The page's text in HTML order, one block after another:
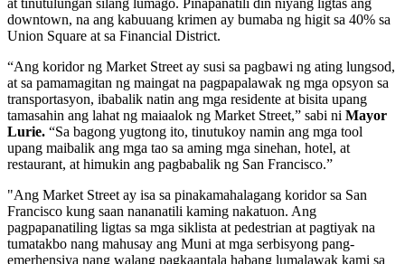
downtown, na ang kabuuang krimen ay bumaba ng higit sa 40% sa
Union Square at sa Financial District.
“Ang koridor ng Market Street ay susi sa pagbawi ng ating lungsod,
at sa pamamagitan ng maingat na pagpapalawak ng mga opsyon sa
transportasyon, ibabalik natin ang mga residente at bisita upang
tamasahin ang lahat ng maiaalok ng Market Street,” sabi ni Mayor
Lurie. “Sa bagong yugtong ito, tinutukoy namin ang mga tool
upang maibalik ang mga tao sa aming mga sinehan, hotel, at
restaurant, at himukin ang pagbabalik ng San Francisco.”
"Ang Market Street ay isa sa pinakamahalagang koridor sa San
Francisco kung saan nananatili kaming nakatuon. Ang
pagpapanatiling ligtas sa mga siklista at pedestrian at pagtiyak na
tumatakbo nang mahusay ang Muni at mga serbisyong pang-
emerhensiya nang walang pagkaantala habang lumalawak kami sa